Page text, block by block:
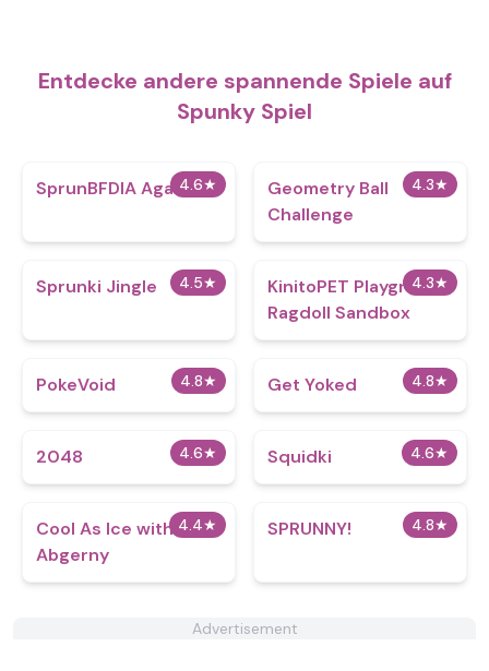
Entdecke andere spannende Spiele auf
Spunky Spiel
4.6★
SprunBFDIA Again 4.3★
Geometry Ball
Challenge
4.5★
Sprunki Jingle 4.3★
KinitoPET Playground
Ragdoll Sandbox
4.8★
PokeVoid​ 4.8★
Get Yoked
4.6★
2048 4.6★
Squidki
4.4★
Cool As Ice with
Abgerny
4.8★
SPRUNNY!
Advertisement